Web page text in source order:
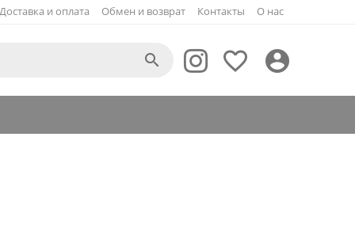
и оплата Обмен и возврат Контакты О нас


